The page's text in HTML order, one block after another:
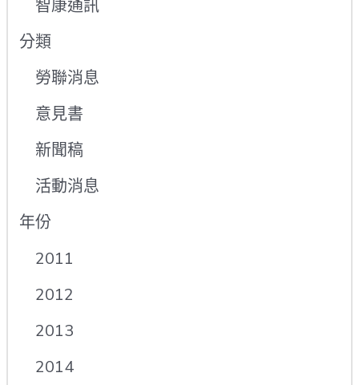
智康通訊
分類
勞聯消息
意見書
新聞稿
活動消息
年份
2011
2012
2013
2014